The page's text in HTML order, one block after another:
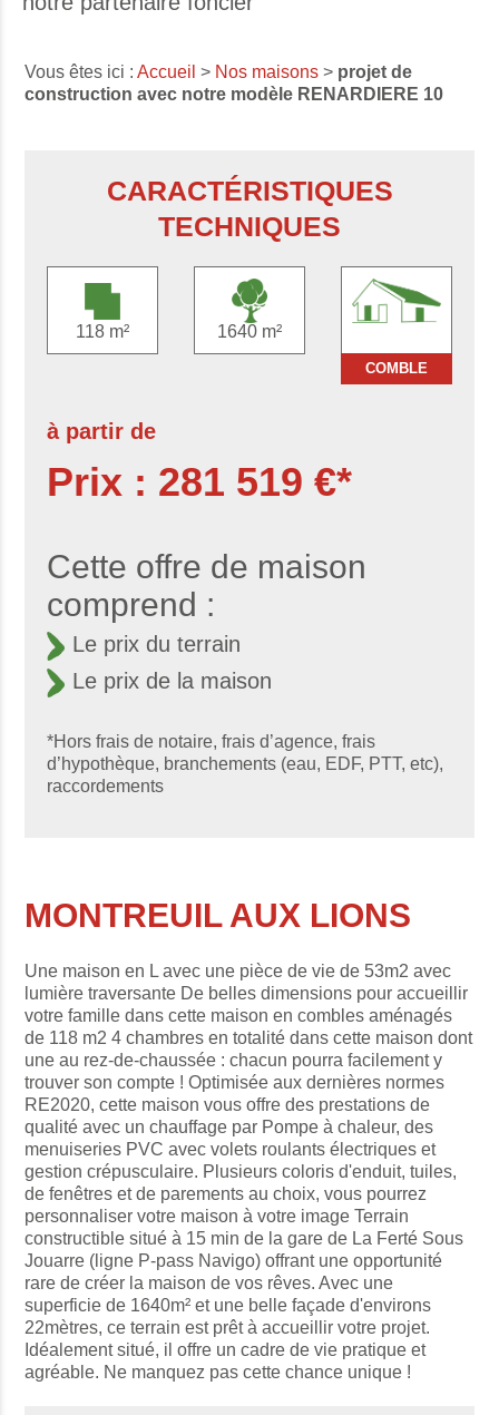
Vous êtes ici :Accueil > Nos maisons > projet de
construction avec notre modèle RENARDIERE 10
MONTREUIL AUX LIONS
Une maison en L avec une pièce de vie de 53m2 avec
lumière traversante De belles dimensions pour accueillir
votre famille dans cette maison en combles aménagés
de 118 m2 4 chambres en totalité dans cette maison dont
une au rez-de-chaussée : chacun pourra facilement y
trouver son compte ! Optimisée aux dernières normes
RE2020, cette maison vous offre des prestations de
qualité avec un chauffage par Pompe à chaleur, des
menuiseries PVC avec volets roulants électriques et
gestion crépusculaire. Plusieurs coloris d'enduit, tuiles,
de fenêtres et de parements au choix, vous pourrez
personnaliser votre maison à votre image Terrain
constructible situé à 15 min de la gare de La Ferté Sous
Jouarre (ligne P-pass Navigo) offrant une opportunité
rare de créer la maison de vos rêves. Avec une
superficie de 1640m² et une belle façade d'environs
22mètres, ce terrain est prêt à accueillir votre projet.
Idéalement situé, il offre un cadre de vie pratique et
agréable. Ne manquez pas cette chance unique !
CARACTÉRISTIQUES
TECHNIQUES
118 m² 1640 m²
COMBLE
à partir de
Prix : 281 519 €*
Cette offre de maison
comprend :
Le prix du terrain
Le prix de la maison
*Hors frais de notaire, frais d’agence, frais
d’hypothèque, branchements (eau, EDF, PTT, etc),
raccordements